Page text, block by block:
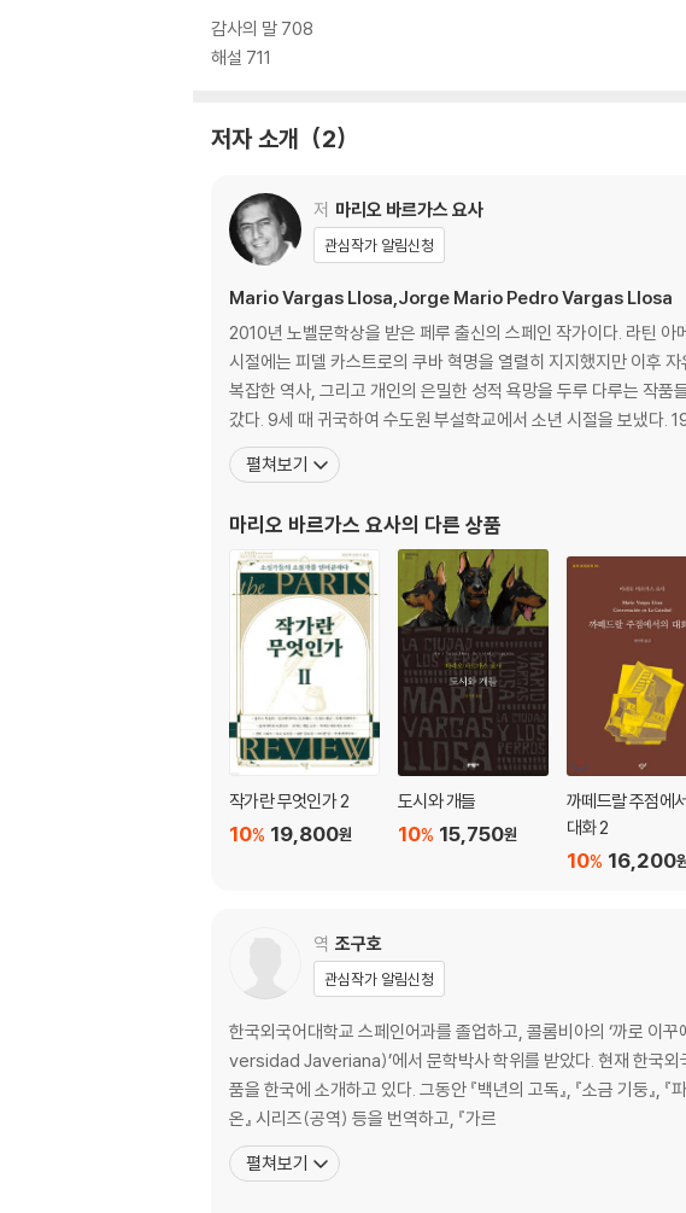
감사의 말 708
해설 711
저자 소개 2
저 마리오 바르가스 요사
관심작가 알림신청
Mario Vargas Llosa,Jorge Mario Pedro Vargas Llosa
2010년 노벨문학상을 받은 페루 출신의 스페인 작가이다. 라틴
시절에는 피델 카스트로의 쿠바 혁명을 열렬히 지지했지만 이후
복잡한 역사, 그리고 개인의 은밀한 성적 욕망을 두루 다루는 작품들을 발표해왔다. 1936년 페루 아레키파에서 태어난 그는 2세 때 외교
갔다. 9세 때 귀국하여 수도원 부설학교에서 소년 시절을 보냈다.
펼쳐보기
마리오 바르가스 요사의 다른 상품
작가란 무엇인가 2
19,800원
10%
도시와 개들
15,750원
10%
까떼드랄 주점에
대화 2
16,200
10%
역 조구호
관심작가 알림신청
한국외국어대학교 스페인어과를 졸업하고, 콜롬비아의 ‘까로
versidad Javeriana)’에서 문학박사 학위를 받았다. 현재 한국외
품을 한국에 소개하고 있다. 그동안 『백년의 고독』, 『소금 기둥』, 『
온』 시리즈(공역) 등을 번역하고, 『가르
펼쳐보기